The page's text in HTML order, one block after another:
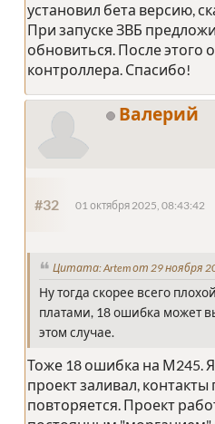
установил бета версию,
При запуске ЗВБ
обновиться. После этого
контроллера. Спасибо!
Валерий
#32 01 октября 2025, 08:43:42
Цитата: Artem от 29 ноября
Ну тогда скорее всего
платами, 18 ошибка может
этом случае.
Тоже 18 ошибка на М245.
проект заливал,
повторяется. Проект